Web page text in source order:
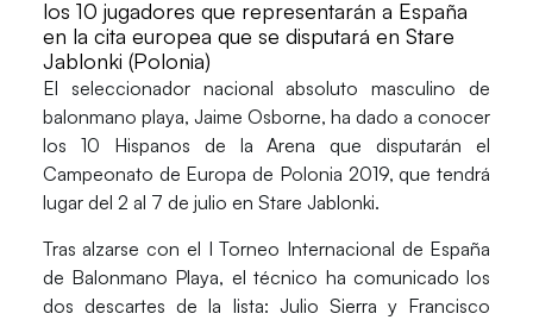
los 10 jugadores que representarán a España
en la cita europea que se disputará en Stare
Jablonki (Polonia)
El seleccionador nacional absoluto masculino de
balonmano playa, Jaime Osborne, ha dado a conocer
los 10 Hispanos de la Arena que disputarán el
Campeonato de Europa de Polonia 2019, que tendrá
lugar del 2 al 7 de julio en Stare Jablonki.
Tras alzarse con el I Torneo Internacional de España
de Balonmano Playa, el técnico ha comunicado los
dos descartes de la lista: Julio Sierra y Francisco